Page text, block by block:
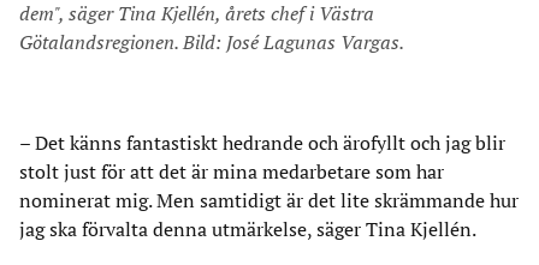
dem", säger Tina Kjellén, årets chef i Västra
Götalandsregionen. Bild: José Lagunas Vargas.
– Det känns fantastiskt hedrande och ärofyllt och jag blir
stolt just för att det är mina medarbetare som har
nominerat mig. Men samtidigt är det lite skrämmande hur
jag ska förvalta denna utmärkelse, säger Tina Kjellén.